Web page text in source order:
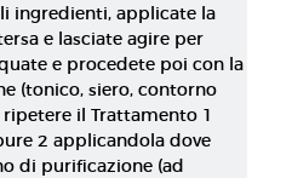
ingredienti, applicate la
e lasciate agire per
e procedete poi con la
(tonico, siero, contorno
il Trattamento 1
2 applicandola dove
di purificazione (ad